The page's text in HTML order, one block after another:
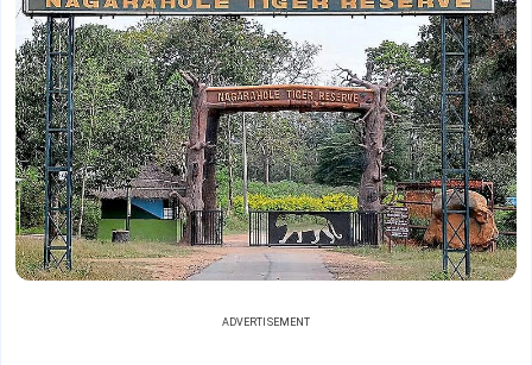
ADVERTISEMENT